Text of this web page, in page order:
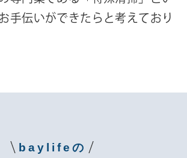
手伝いができたらと考えており
baylifeの